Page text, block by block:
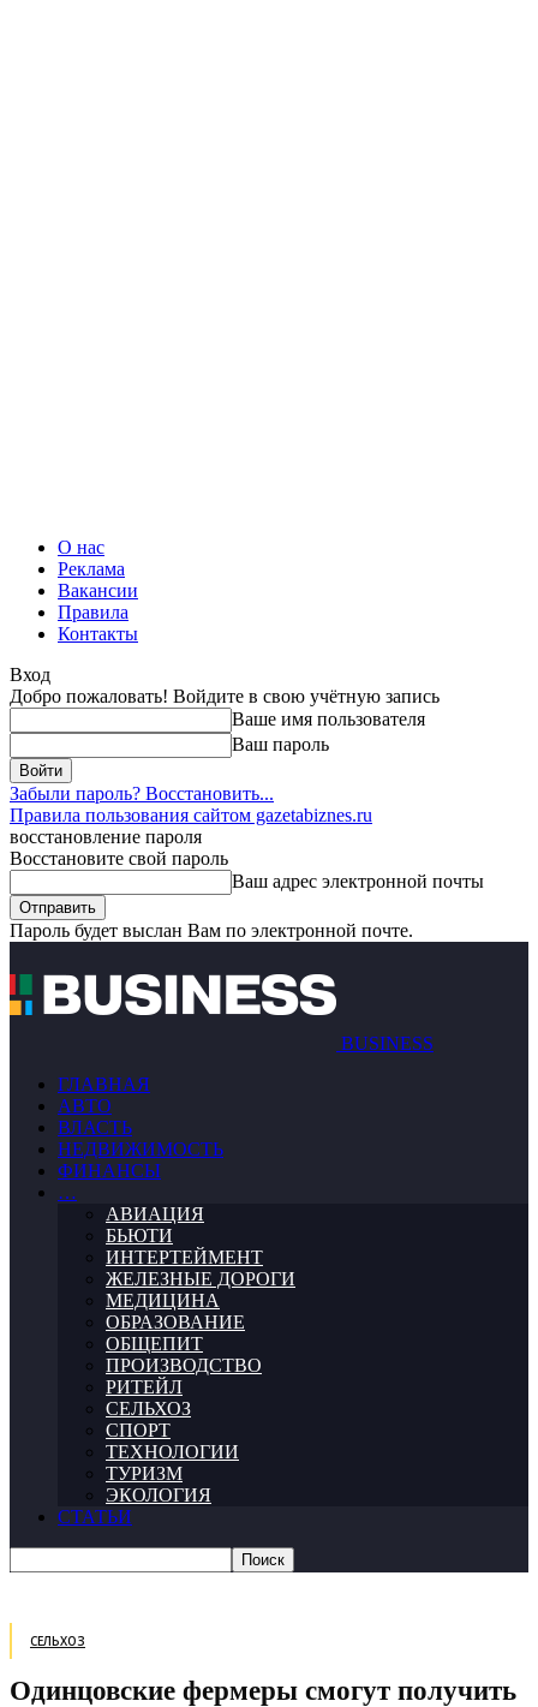
О нас
Реклама
Вакансии
Правила
Контакты
Вход
Добро пожаловать! Войдите в свою учётную запись
Ваше имя пользователя
Ваш пароль
Забыли пароль? Восстановить...
Правила пользования сайтом gazetabiznes.ru
восстановление пароля
Восстановите свой пароль
Ваш адрес электронной почты
Пароль будет выслан Вам по электронной почте.
BUSINESS
ГЛАВНАЯ
АВТО
ВЛАСТЬ
НЕДВИЖИМОСТЬ
ФИНАНСЫ
…
АВИАЦИЯ
БЬЮТИ
ИНТЕРТЕЙМЕНТ
ЖЕЛЕЗНЫЕ ДОРОГИ
МЕДИЦИНА
ОБРАЗОВАНИЕ
ОБЩЕПИТ
ПРОИЗВОДСТВО
РИТЕЙЛ
СЕЛЬХОЗ
СПОРТ
ТЕХНОЛОГИИ
ТУРИЗМ
ЭКОЛОГИЯ
СТАТЬИ
СЕЛЬХОЗ
Одинцовские фермеры смогут получить